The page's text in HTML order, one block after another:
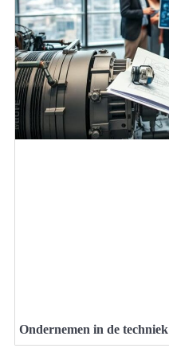
Ondernemen in de techniek